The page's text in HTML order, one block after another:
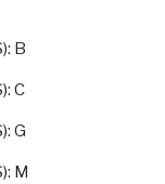
B
C
G
M